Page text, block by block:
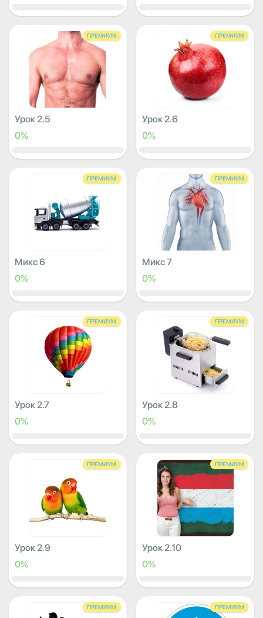
ПРЕМИУМ
Урок 2.5
0%
ПРЕМИУМ
Урок 2.6
0%
ПРЕМИУМ
Микс 6
0%
ПРЕМИУМ
Микс 7
0%
ПРЕМИУМ
Урок 2.7
0%
ПРЕМИУМ
Урок 2.8
0%
ПРЕМИУМ
Урок 2.9
0%
ПРЕМИУМ
Урок 2.10
0%
ПРЕМИУМ ПРЕМИУМ